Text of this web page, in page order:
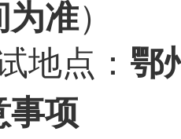
为准）
地点： 鄂
事项